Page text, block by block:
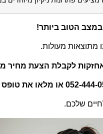
הטוב ביותר!
מתוצאות מעולות.
אחזקות לקבלת הצעת מחיר
שלכם.